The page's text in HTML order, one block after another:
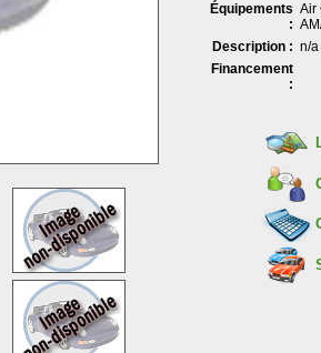
Équipements
:
Air
Description : n/a
Financement
: